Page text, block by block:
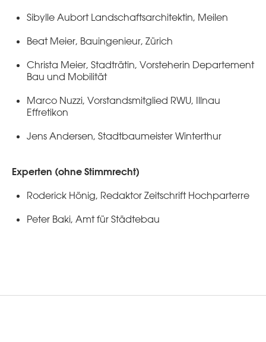
Sibylle Aubort Landschaftsarchitektin, Meilen
Beat Meier, Bauingenieur, Zürich
Christa Meier, Stadträtin, Vorsteherin Departement
Bau und Mobilität
Marco Nuzzi, Vorstandsmitglied RWU, Illnau
Effretikon
Jens Andersen, Stadtbaumeister Winterthur
Experten (ohne Stimmrecht)
Roderick Hönig, Redaktor Zeitschrift Hochparterre
Peter Baki, Amt für Städtebau